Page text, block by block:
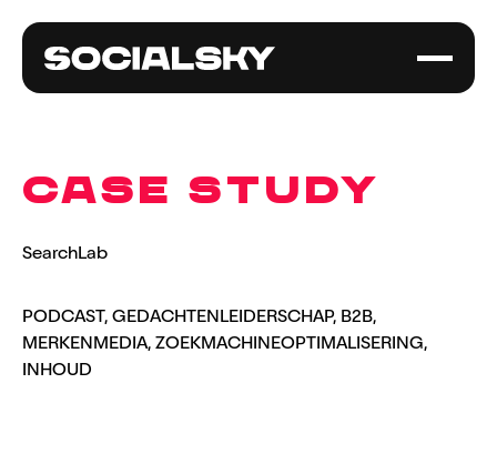
CASE STUDY
SearchLab
PODCAST, GEDACHTENLEIDERSCHAP, B2B,
MERKENMEDIA, ZOEKMACHINEOPTIMALISERING,
INHOUD